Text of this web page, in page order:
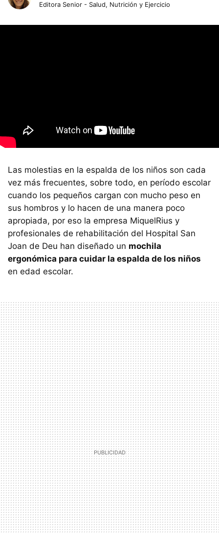
Editora Senior - Salud, Nutrición y Ejercicio
Las molestias en la espalda de los niños son cada
vez más frecuentes, sobre todo, en período escolar
cuando los pequeños cargan con mucho peso en
sus hombros y lo hacen de una manera poco
apropiada, por eso la empresa MiquelRius y
profesionales de rehabilitación del Hospital San
Joan de Deu han diseñado un mochila
ergonómica para cuidar la espalda de los niños
en edad escolar.